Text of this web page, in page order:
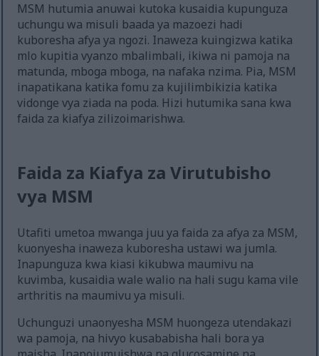
MSM hutumia anuwai kutoka kusaidia kupunguza
uchungu wa misuli baada ya mazoezi hadi
kuboresha afya ya ngozi. Inaweza kuingizwa katika
mlo kupitia vyanzo mbalimbali, ikiwa ni pamoja na
matunda, mboga mboga, na nafaka nzima. Pia, MSM
inapatikana katika fomu za kujilimbikizia katika
vidonge vya ziada na poda. Hizi hutumika sana kwa
faida za kiafya zilizoimarishwa.
Faida za Kiafya za Virutubisho
vya MSM
Utafiti umetoa mwanga juu ya faida za afya za MSM,
kuonyesha inaweza kuboresha ustawi wa jumla.
Inapunguza kwa kiasi kikubwa maumivu na
kuvimba, kusaidia wale walio na hali sugu kama vile
arthritis na maumivu ya misuli.
Uchunguzi unaonyesha MSM huongeza utendakazi
wa pamoja, na hivyo kusababisha hali bora ya